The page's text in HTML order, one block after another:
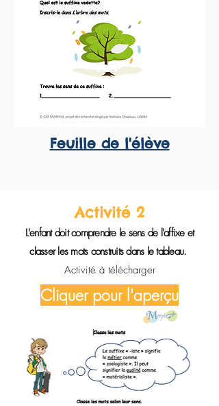
Feuille de l'élève
Activité 2
L'enfant doit comprendre le sens de l'affixe et
classer les mots construits dans le tableau.
Activité à télécharger
Cliquer pour l'aperçu